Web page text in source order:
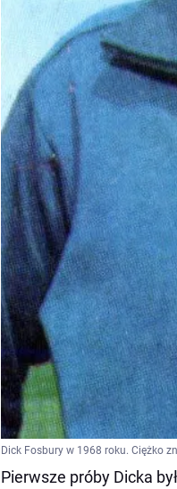
Dick Fosbury w 1968 roku. Ciężko
Pierwsze próby Dicka